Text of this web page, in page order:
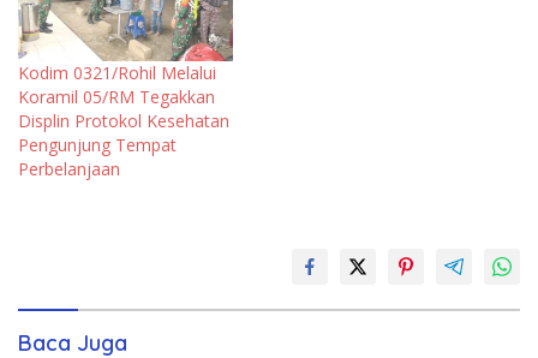
Kodim 0321/Rohil Melalui
Koramil 05/RM Tegakkan
Displin Protokol Kesehatan
Pengunjung Tempat
Perbelanjaan
Baca Juga